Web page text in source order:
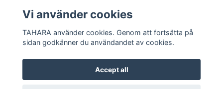
Vi använder cookies
TAHARA använder cookies. Genom att fortsätta på
sidan godkänner du användandet av cookies.
Accept all